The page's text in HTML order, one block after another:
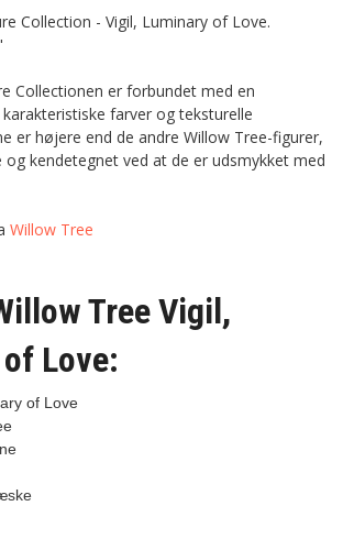
Collection - Vigil, Luminary of Love.
Collectionen er forbundet med en
farver og teksturelle
er højere end de andre Willow Tree-figurer,
kendetegnet ved at de er udsmykket med
Willow Tree
Tree Vigil,
Love:
of Love
- Emballage: Gaveæske